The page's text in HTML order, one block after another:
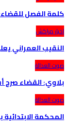
كلمة الفصل
اخبار مراكش
النقيب العمراني يعلن جاهزية
صوت العدالة
بلاوي: القضاء
صوت العدالة
المحكمة